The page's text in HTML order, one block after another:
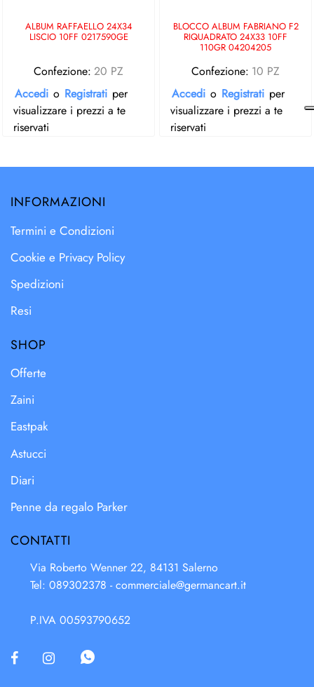
ALBUM RAFFAELLO 24X34
LISCIO 10FF 0217590GE
Confezione: 20 PZ
Accedi o Registrati per
visualizzare i prezzi a te
riservati
BLOCCO ALBUM FABRIANO F2
RIQUADRATO 24X33 10FF
110GR 04204205
Confezione: 10 PZ
Accedi o Registrati per
visualizzare i prezzi a te
riservati
INFORMAZIONI
Termini e Condizioni
Cookie e Privacy Policy
Spedizioni
Resi
SHOP
Offerte
Zaini
Eastpak
Astucci
Diari
Penne da regalo Parker
CONTATTI
Via Roberto Wenner 22, 84131 Salerno
Tel: 089302378 -commerciale@germancart.it
P.IVA 00593790652